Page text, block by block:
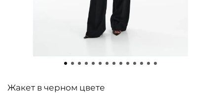
Жакет в черном цвете